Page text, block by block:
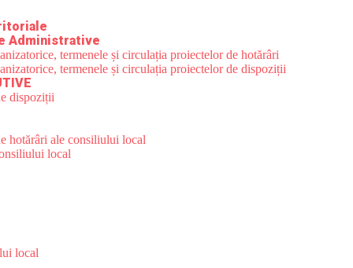
Administrative
termenele și circulația proiectelor de hotărâri
termenele și circulația proiectelor de dispoziții
dispoziții
hotărâri ale consiliului local
local
local